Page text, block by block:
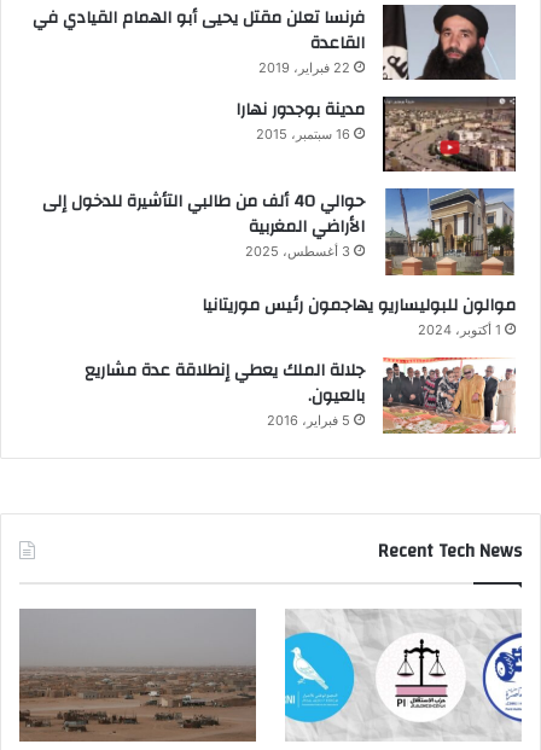
فرنسا تعلن مقتل يحيى أبو الهمام القيادي في
القاعدة
22 فبراير، 2019
مدينة بوجدور نهارا
16 سبتمبر، 2015
حوالي 40 ألف من طالبي التأشيرة للدخول إلى
الأراضي المغربية
3 أغسطس، 2025
موالون للبوليساريو يهاجمون رئيس موريتانيا
1 أكتوبر، 2024
جلالة الملك يعطي إنطلاقة عدة مشاريع
بالعيون.
5 فبراير، 2016
Recent Tech News